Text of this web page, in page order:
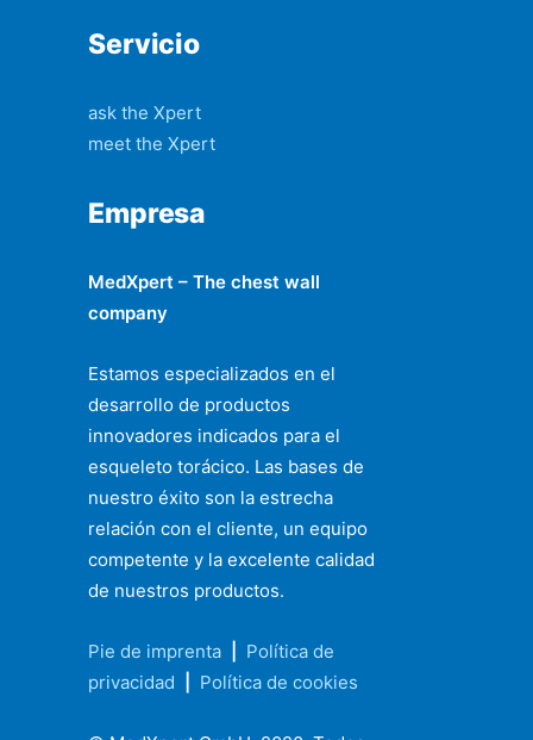
Servicio
ask the Xpert
meet the Xpert
Empresa
MedXpert – The chest wall
company
Estamos especializados en el
desarrollo de productos
innovadores indicados para el
esqueleto torácico. Las bases de
nuestro éxito son la estrecha
relación con el cliente, un equipo
competente y la excelente calidad
de nuestros productos.
Pie de imprenta
Política de
privacidad
Política de cookies